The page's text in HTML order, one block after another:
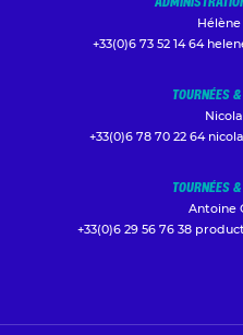
+33(0)6 73 52 14 64
TOURNÉES
+33(0)6 78 70 22 64
TOURNÉES
Antoine
+33(0)6 29 56 76 38